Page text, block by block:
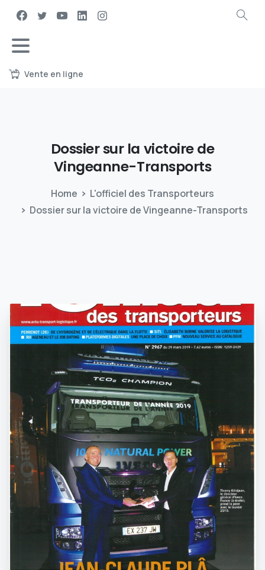
Vente en ligne
Dossiersur la victoirede
Vingeanne-Transports
Home
L'officiel des Transporteurs
Dossier sur la victoire de Vingeanne-Transports